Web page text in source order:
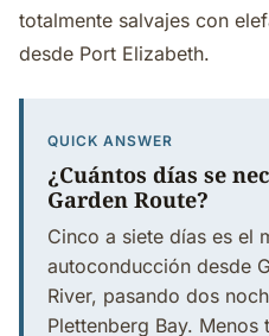
totalmente salvajes con
desde Port Elizabeth.
QUICK ANSWER
¿Cuántos días se
Garden Route?
Cinco a siete días es el
autoconducción desde
River, pasando dos
Plettenberg Bay.